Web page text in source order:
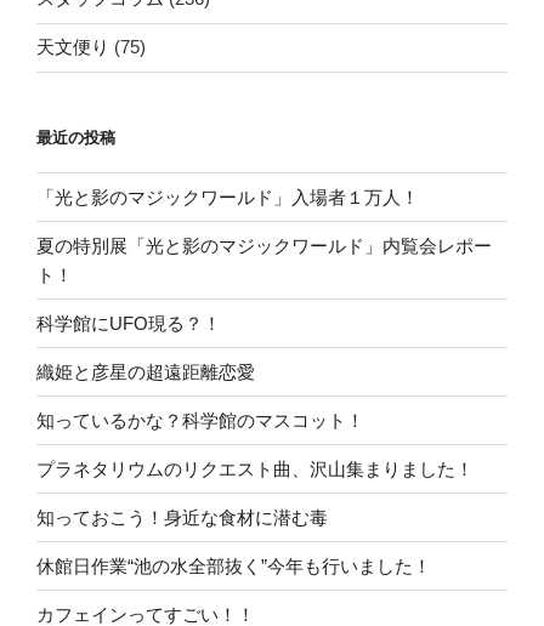
天文便り (75)
最近の投稿
「光と影のマジックワールド」入場者１万人！
夏の特別展「光と影のマジックワールド」内覧会レポー
ト！
科学館にUFO現る？！
織姫と彦星の超遠距離恋愛
知っているかな？科学館のマスコット！
プラネタリウムのリクエスト曲、沢山集まりました！
知っておこう！身近な食材に潜む毒
休館日作業“池の水全部抜く”今年も行いました！
カフェインってすごい！！